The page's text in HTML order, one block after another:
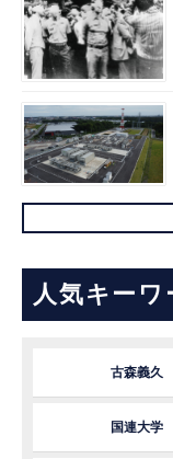
人気キーワ
古森義久
国連大学